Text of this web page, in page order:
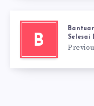
B
Selesai